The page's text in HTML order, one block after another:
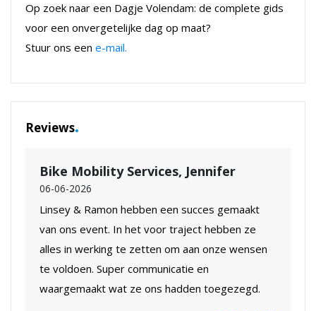
Op zoek naar een Dagje Volendam: de complete gids
voor een onvergetelijke dag op maat?
Stuur ons een e-mail.
Reviews.
Bike Mobility Services, Jennifer
06-06-2026
Linsey & Ramon hebben een succes gemaakt
van ons event. In het voor traject hebben ze
alles in werking te zetten om aan onze wensen
te voldoen. Super communicatie en
waargemaakt wat ze ons hadden toegezegd.